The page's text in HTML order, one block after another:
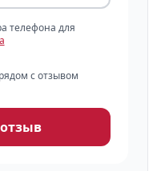
телефона для
с отзывом